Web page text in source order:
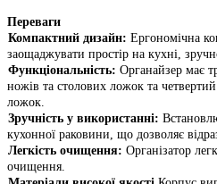
Переваги
Компактний дизайн: Ергономічна
заощаджувати простір на кухні,
Функціональність: Органайзер має
ножів та столових ложок та
ложок.
Зручність у використанні:
кухонної раковини, що дозволяє
Легкість очищення: Організатор
очищення.